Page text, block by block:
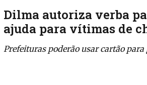
Dilma autoriza verba
ajuda para vítimas de
Prefeituras poderão usar cartão